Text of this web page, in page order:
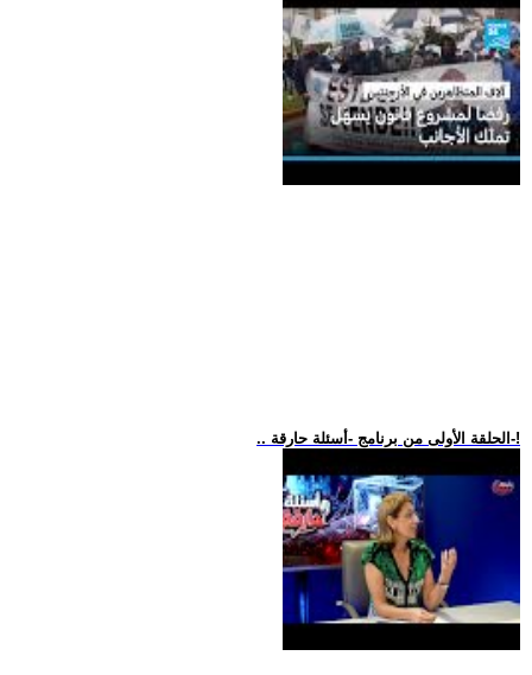
.. الحلقة الأولى من برنامج -أسئلة حارقة-!